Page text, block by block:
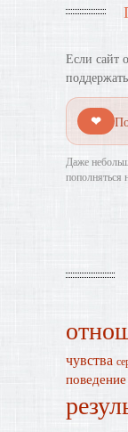
Если сайт
❤
Даже
пополняться
чувства
поведение